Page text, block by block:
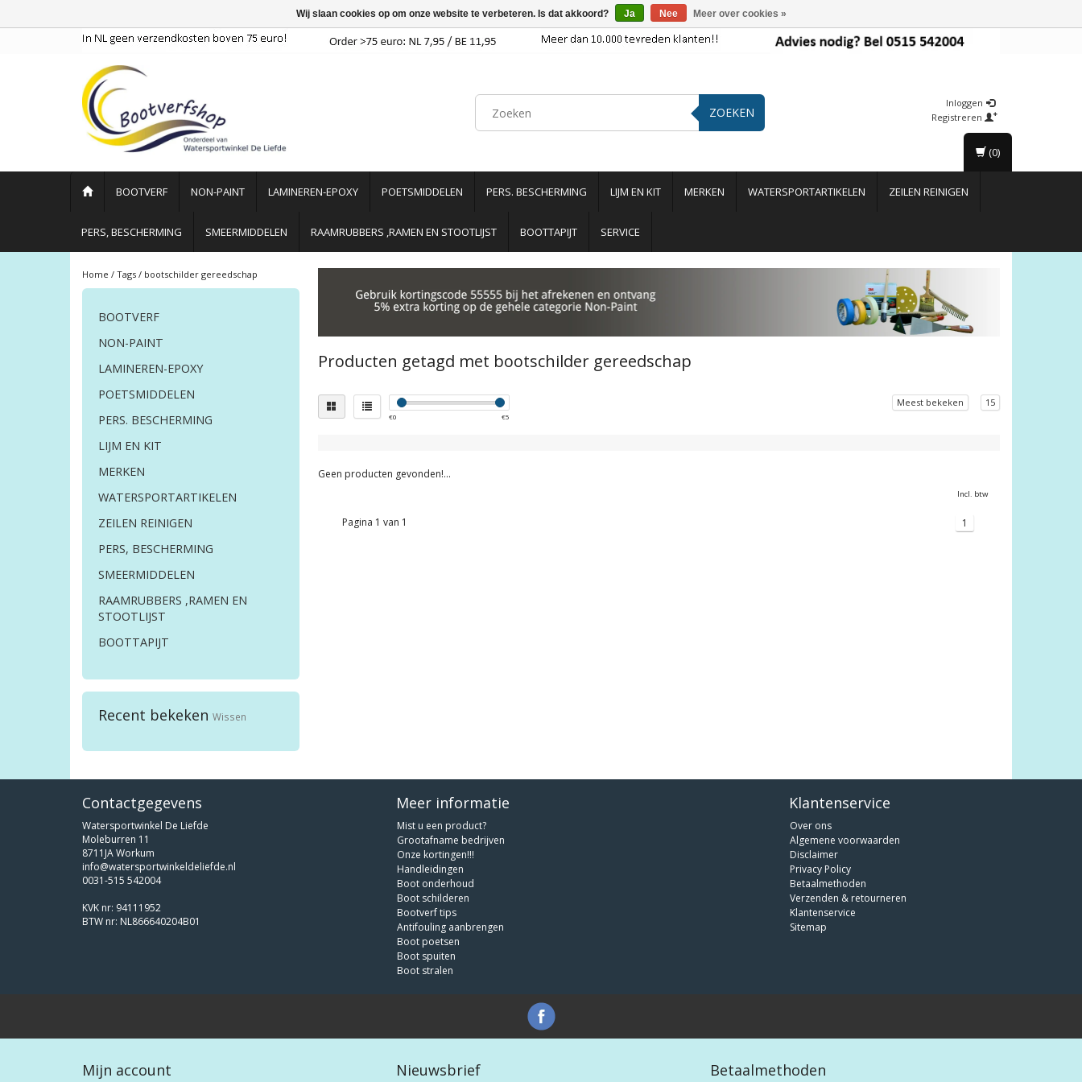
ZOEKEN
Inloggen
Registreren
BOOTVERF NON-PAINT LAMINEREN-EPOXY POETSMIDDELEN PERS. BESCHERMING LIJM EN KIT MERKEN WATERSPORTARTIKELEN ZEILEN REINIGEN
PERS, BESCHERMING SMEERMIDDELEN RAAMRUBBERS ,RAMEN EN STOOTLIJST BOOTTAPIJT SERVICE
(0)
Home / Tags / bootschilder gereedschap
BOOTVERF
NON-PAINT
LAMINEREN-EPOXY
POETSMIDDELEN
PERS. BESCHERMING
LIJM EN KIT
MERKEN
WATERSPORTARTIKELEN
ZEILEN REINIGEN
PERS, BESCHERMING
SMEERMIDDELEN
RAAMRUBBERS ,RAMEN EN
STOOTLIJST
BOOTTAPIJT
Recent bekeken Wissen
Producten getagd met bootschilder gereedschap
€0 €5
Meest bekeken 15
Geen producten gevonden!...
Incl. btw
Pagina 1 van 1 1
Contactgegevens
Watersportwinkel De Liefde
Moleburren 11
8711JA Workum
info@watersportwinkeldeliefde.nl
0031-515 542004
KVK nr: 94111952
BTW nr: NL866640204B01
Meer informatie
Mist u een product?
Grootafname bedrijven
Onze kortingen!!!
Handleidingen
Boot onderhoud
Boot schilderen
Bootverf tips
Antifouling aanbrengen
Boot poetsen
Boot spuiten
Boot stralen
Klantenservice
Over ons
Algemene voorwaarden
Disclaimer
Privacy Policy
Betaalmethoden
Verzenden & retourneren
Klantenservice
Sitemap
Mijn account Nieuwsbrief Betaalmethoden
Wij slaan cookies op om onze website te verbeteren. Is dat akkoord? Ja Nee Meer over cookies »